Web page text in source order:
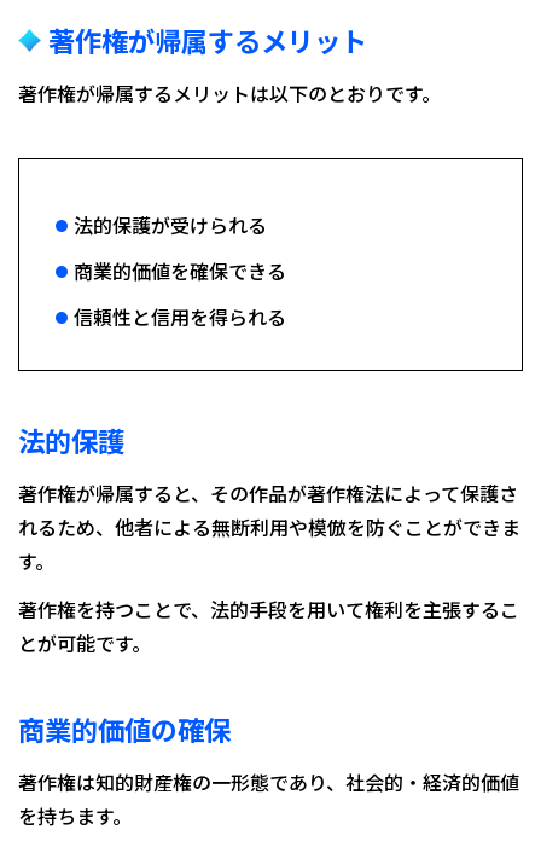
著作権が帰属するメリット
著作権が帰属するメリットは以下のとおりです。
法的保護が受けられる
商業的価値を確保できる
信頼性と信用を得られる
法的保護
著作権が帰属すると、その作品が著作権法によって保護さ
れるため、他者による無断利用や模倣を防ぐことができま
す。
著作権を持つことで、法的手段を用いて権利を主張するこ
とが可能です。
商業的価値の確保
著作権は知的財産権の一形態であり、社会的・経済的価値
を持ちます。